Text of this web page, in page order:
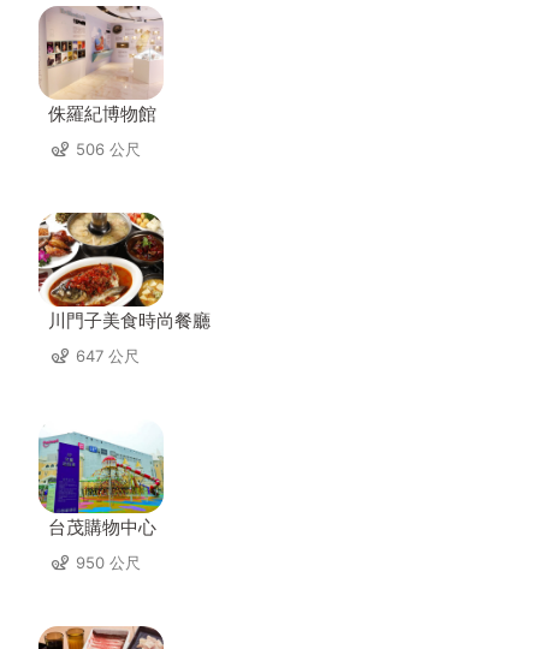
侏羅紀博物館
506 公尺
川門子美食時尚餐廳
647 公尺
台茂購物中心
950 公尺